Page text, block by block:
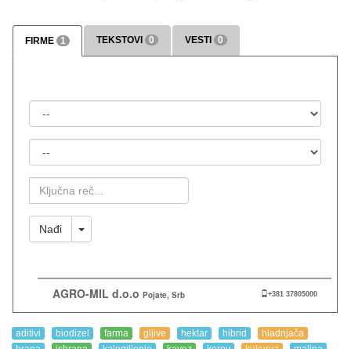
FIRME 1 TEKSTOVI 0 VESTI 0
Ključna
Reč
Nađi Toggle Dropdown
AGRO-MIL d.o.o Pojate, Srb +381 37805000
aditivi biodizel farma gljive hektar hibrid
hladnjača